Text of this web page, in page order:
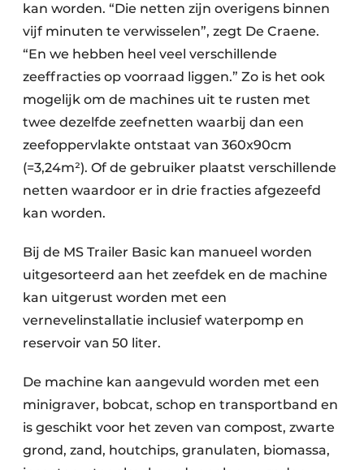
kan worden. “Die netten zijn overigens binnen
vijf minuten te verwisselen”, zegt De Craene.
“En we hebben heel veel verschillende
zeeffracties op voorraad liggen.” Zo is het ook
mogelijk om de machines uit te rusten met
twee dezelfde zeefnetten waarbij dan een
zeefoppervlakte ontstaat van 360x90cm
(=3,24m²). Of de gebruiker plaatst verschillende
netten waardoor er in drie fracties afgezeefd
kan worden.
Bij de MS Trailer Basic kan manueel worden
uitgesorteerd aan het zeefdek en de machine
kan uitgerust worden met een
vernevelinstallatie inclusief waterpomp en
reservoir van 50 liter.
De machine kan aangevuld worden met een
minigraver, bobcat, schop en transportband en
is geschikt voor het zeven van compost, zwarte
grond, zand, houtchips, granulaten, biomassa,